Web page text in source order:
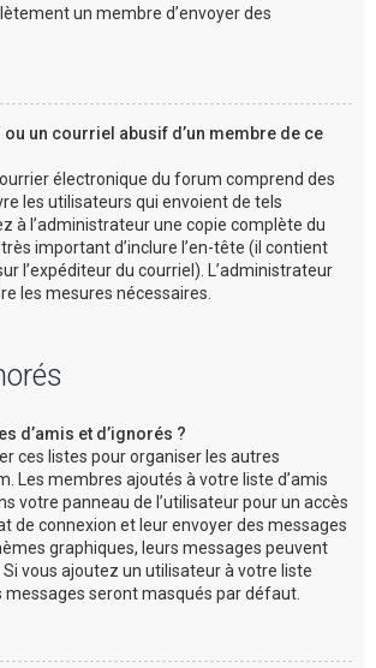
un membre d’envoyer des
ou un courriel abusif d’un membre de ce
électronique du forum comprend des
les utilisateurs qui envoient de tels
à l’administrateur une copie complète du
important d’inclure l’en-tête (il contient
l’expéditeur du courriel). L’administrateur
les mesures nécessaires.
d’amis et d’ignorés ?
ces listes pour organiser les autres
Les membres ajoutés à votre liste d’amis
votre panneau de l’utilisateur pour un accès
de connexion et leur envoyer des messages
graphiques, leurs messages peuvent
vous ajoutez un utilisateur à votre liste
messages seront masqués par défaut.